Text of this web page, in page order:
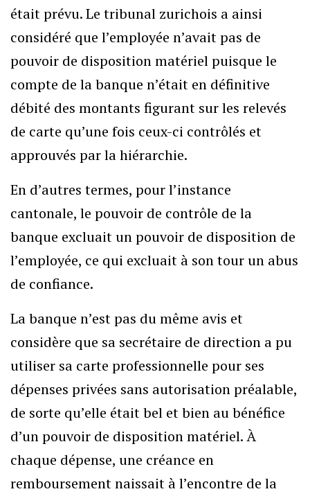
était prévu. Le tribunal zurichois a ainsi
considéré que l’employée n’avait pas de
pouvoir de disposition matériel puisque le
compte de la banque n’était en définitive
débité des montants figurant sur les relevés
de carte qu’une fois ceux-ci contrôlés et
approuvés par la hiérarchie.
En d’autres termes, pour l’instance
cantonale, le pouvoir de contrôle de la
banque excluait un pouvoir de disposition de
l’employée, ce qui excluait à son tour un abus
de confiance.
La banque n’est pas du même avis et
considère que sa secrétaire de direction a pu
utiliser sa carte professionnelle pour ses
dépenses privées sans autorisation préalable,
de sorte qu’elle était bel et bien au bénéfice
d’un pouvoir de disposition matériel. À
chaque dépense, une créance en
remboursement naissait à l’encontre de la